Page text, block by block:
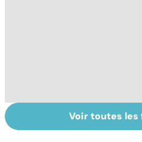
L'andropause, la
ménopause des
Voir toutes les